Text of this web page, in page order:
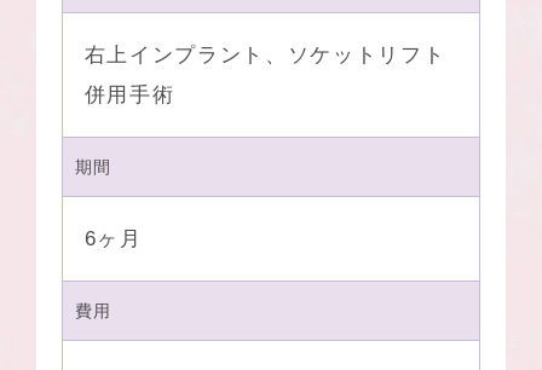
右上インプラント、ソケットリフト
併用手術
期間
6ヶ月
費用